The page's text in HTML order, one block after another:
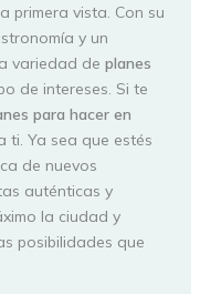
primera vista. Con su
y un
variedad de planes
de intereses. Si te
para hacer en
ti. Ya sea que estés
de nuevos
auténticas y
la ciudad y
posibilidades que